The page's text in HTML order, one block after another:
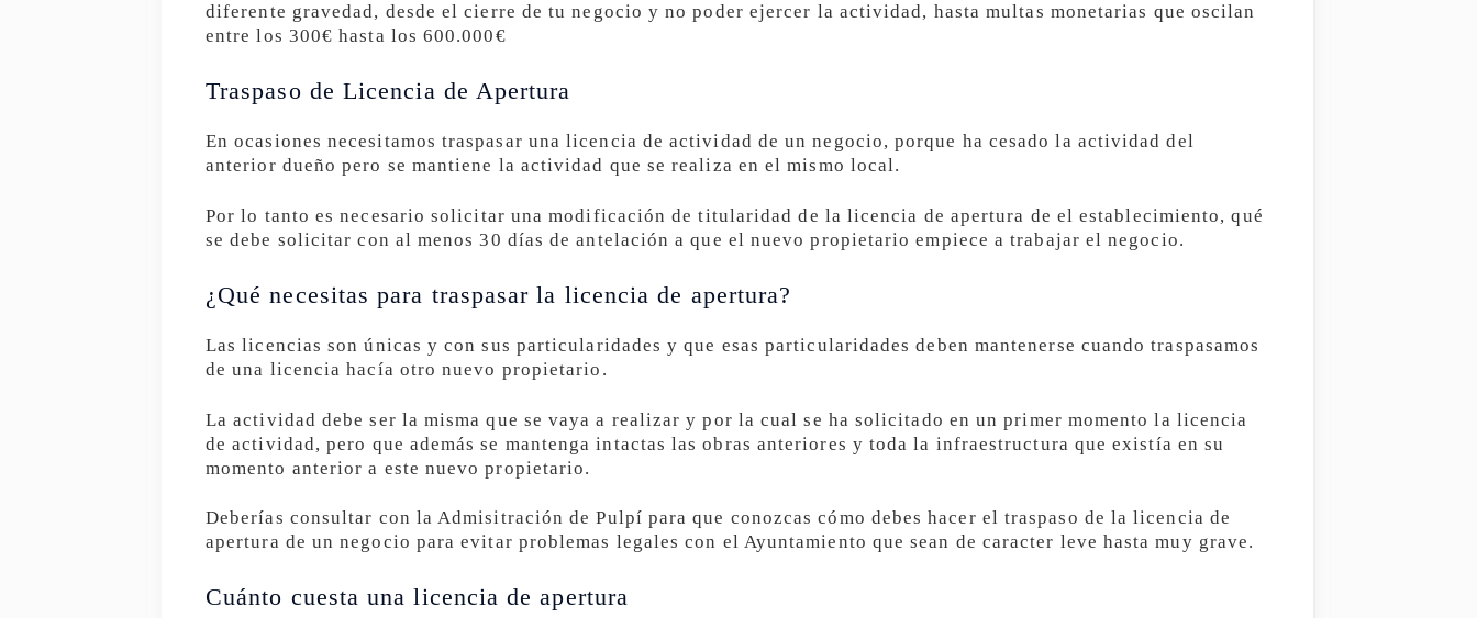
diferente gravedad, desde el cierre de tu negocio y no poder ejercer la actividad, hasta multas monetarias que oscilan
entre los 300€ hasta los 600.000€
Traspaso de Licencia de Apertura
En ocasiones necesitamos traspasar una licencia de actividad de un negocio, porque ha cesado la actividad del
anterior dueño pero se mantiene la actividad que se realiza en el mismo local.
Por lo tanto es necesario solicitar una modificación de titularidad de la licencia de apertura de el establecimiento, qué
se debe solicitar con al menos 30 días de antelación a que el nuevo propietario empiece a trabajar el negocio.
¿Qué necesitas para traspasar la licencia de apertura?
Las licencias son únicas y con sus particularidades y que esas particularidades deben mantenerse cuando traspasamos
de una licencia hacía otro nuevo propietario.
La actividad debe ser la misma que se vaya a realizar y por la cual se ha solicitado en un primer momento la licencia
de actividad, pero que además se mantenga intactas las obras anteriores y toda la infraestructura que existía en su
momento anterior a este nuevo propietario.
Deberías consultar con la Admisitración de Pulpí para que conozcas cómo debes hacer el traspaso de la licencia de
apertura de un negocio para evitar problemas legales con el Ayuntamiento que sean de caracter leve hasta muy grave.
Cuánto cuesta una licencia de apertura